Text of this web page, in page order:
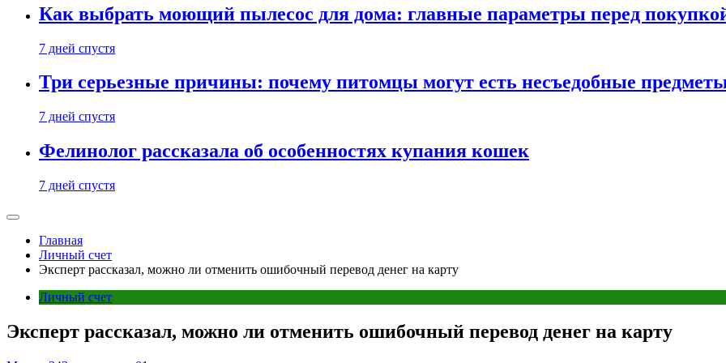
Как выбрать моющий пылесос для дома: главные параметры перед
7 дней спустя
Три серьезные причины: почему питомцы могут есть несъедобные
7 дней спустя
Фелинолог рассказала об особенностях купания кошек
7 дней спустя
Главная
Личный счет
Эксперт рассказал, можно ли отменить ошибочный перевод денег на карту
Личный счет
Эксперт рассказал, можно ли отменить ошибочный перевод денег на карту